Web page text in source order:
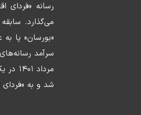
رسانه «فردای
«بورسان» پا
سرآمد
شد و به «فردای